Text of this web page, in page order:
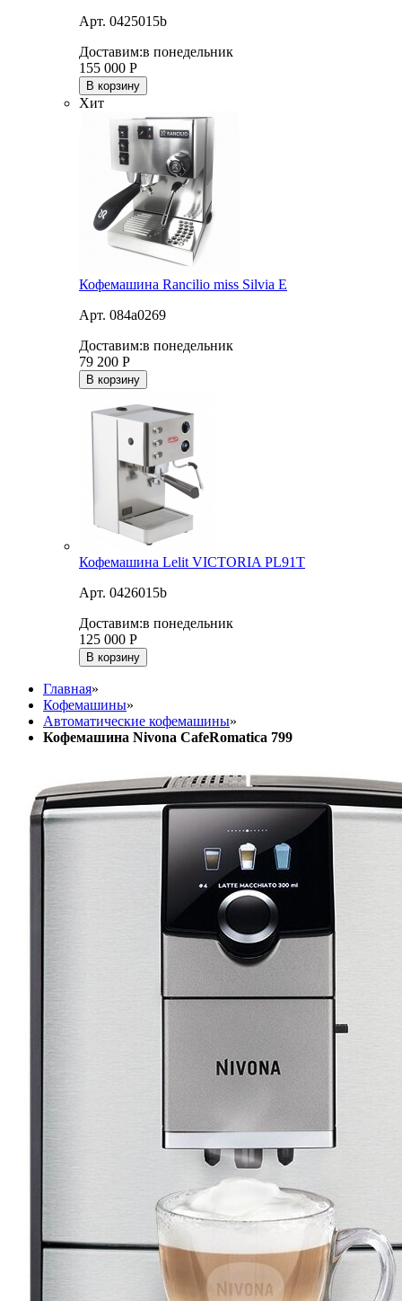
Арт. 0425015b
Доставим:в понедельник
155 000 Р
В корзину
Хит
Кофемашина Rancilio miss Silvia E
Арт. 084a0269
Доставим:в понедельник
79 200 Р
В корзину
Кофемашина Lelit VICTORIA PL91T
Арт. 0426015b
Доставим:в понедельник
125 000 Р
В корзину
Главная»
Кофемашины»
Автоматические кофемашины»
Кофемашина Nivona CafeRomatica 799